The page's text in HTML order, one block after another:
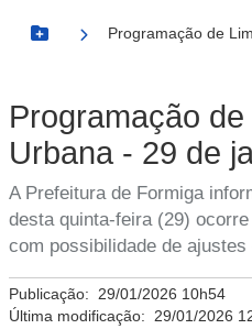
Botão Menu
Programação de
Programação
Urbana - 29 de
A Prefeitura de Formiga
desta quinta-feira (29)
com possibilidade de
Publicação: 29/01/2026 10h54
Última modificação: 29/01/2026